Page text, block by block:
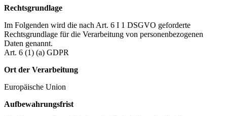
Rechtsgrundlage
Im Folgenden wird die nach Art. 6 I 1 DSGVO geforderte
Rechtsgrundlage für die Verarbeitung von personenbezogenen
Daten genannt.
Art. 6 (1) (a) GDPR
Ort der Verarbeitung
Europäische Union
Aufbewahrungsfrist